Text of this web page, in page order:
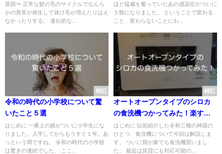
原因〜 正常な髪の毛のサイクルでなんら
かの異常が発生して抜け毛が増えたりはえ
なかったりする。 遺伝的な...
ほど猛威を奮っていたあの感染症がついに
５類になりました。 ということで変わる
こと、変わらないことにわ...
雑記
令和の時代の小学校について驚
いたこと５選
はじめに 一番上の娘がついに小学生にな
りました。入学してからもうすぐ１年。あ
っという間ですね。 令和の時代の小学校
は驚きの連続でした。 ここ...
雑記
オートオープンタイプのシロカ
の食洗機つかってみた！楽すぎ
てどんどん皿をつかってしまう
はじめに 以前紹介した令和三種の神器の
ひとつ、食洗機について今回は解説しま
す。 ついに我が家でも食洗機買いまし
た。 最近は賃貸にも対応可能の...